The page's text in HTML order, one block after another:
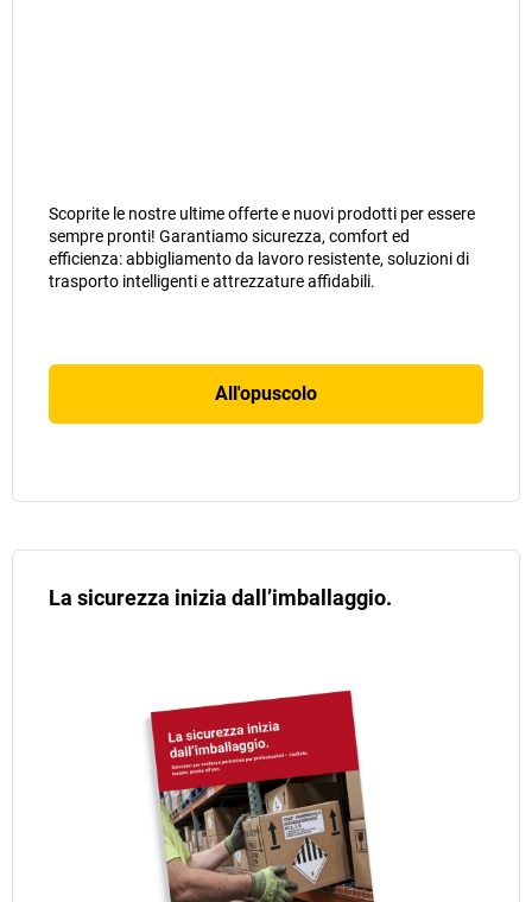
Scoprite le nostre ultime offerte e nuovi prodotti per essere
sempre pronti! Garantiamo sicurezza, comfort ed
efficienza: abbigliamento da lavoro resistente, soluzioni di
trasporto intelligenti e attrezzature affidabili.
All'opuscolo
La sicurezza inizia dall’imballaggio.